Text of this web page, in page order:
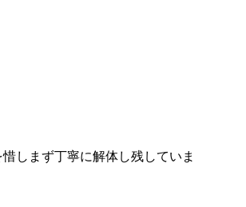
しまず丁寧に解体し残していま